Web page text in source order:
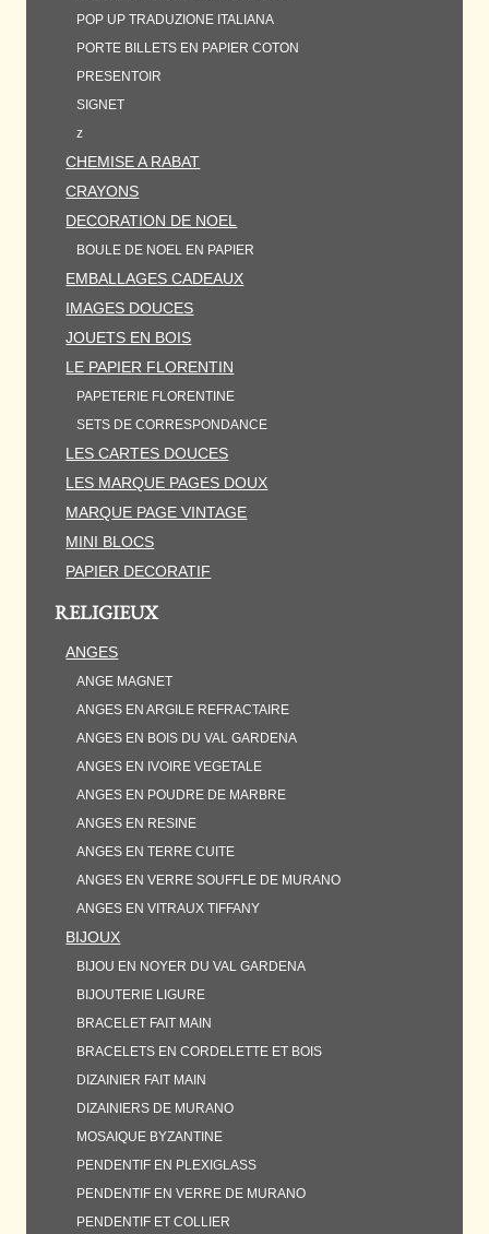
POP UP TRADUZIONE ITALIANA
PORTE BILLETS EN PAPIER COTON
PRESENTOIR
SIGNET
z
CHEMISE A RABAT
CRAYONS
DECORATION DE NOEL
BOULE DE NOEL EN PAPIER
EMBALLAGES CADEAUX
IMAGES DOUCES
JOUETS EN BOIS
LE PAPIER FLORENTIN
PAPETERIE FLORENTINE
SETS DE CORRESPONDANCE
LES CARTES DOUCES
LES MARQUE PAGES DOUX
MARQUE PAGE VINTAGE
MINI BLOCS
PAPIER DECORATIF
RELIGIEUX
ANGES
ANGE MAGNET
ANGES EN ARGILE REFRACTAIRE
ANGES EN BOIS DU VAL GARDENA
ANGES EN IVOIRE VEGETALE
ANGES EN POUDRE DE MARBRE
ANGES EN RESINE
ANGES EN TERRE CUITE
ANGES EN VERRE SOUFFLE DE MURANO
ANGES EN VITRAUX TIFFANY
BIJOUX
BIJOU EN NOYER DU VAL GARDENA
BIJOUTERIE LIGURE
BRACELET FAIT MAIN
BRACELETS EN CORDELETTE ET BOIS
DIZAINIER FAIT MAIN
DIZAINIERS DE MURANO
MOSAIQUE BYZANTINE
PENDENTIF EN PLEXIGLASS
PENDENTIF EN VERRE DE MURANO
PENDENTIF ET COLLIER